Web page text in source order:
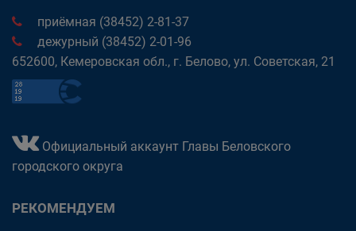
приёмная (38452) 2-81-37
дежурный (38452) 2-01-96
652600, Кемеровская обл., г. Белово, ул. Советская, 21
Официальный аккаунт Главы Беловского
городского округа
РЕКОМЕНДУЕМ